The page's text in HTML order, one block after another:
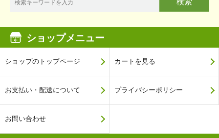
検索
ショップメニュー
ショップのトップページ カートを見る
お支払い・配送について プライバシーポリシー
お問い合わせ